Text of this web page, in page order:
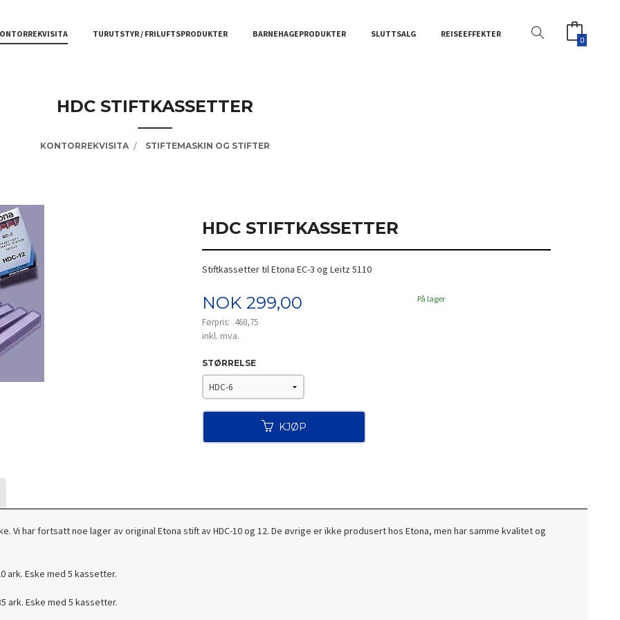
TURUTSTYR / FRILUFTSPRODUKTER BARNEHAGEPRODUKTER SLUTTSALG REISEEFFEKTER
0
HDC STIFTKASSETTER
KONTORREKVISITA STIFTEMASKIN OG STIFTER
HDC STIFTKASSETTER
Stiftkassetter til Etona EC-3 og Leitz 5110
Tilbud
NOK 299,00
Førpris: 468,75
Rabatt
inkl. mva.
På lager
STØRRELSE
KJØP
har fortsatt noe lager av original Etona stift av HDC-10 og 12. De øvrige er ikke produsert hos Etona, men har samme kvalitet og
ark. Eske med 5 kassetter.
ark. Eske med 5 kassetter.